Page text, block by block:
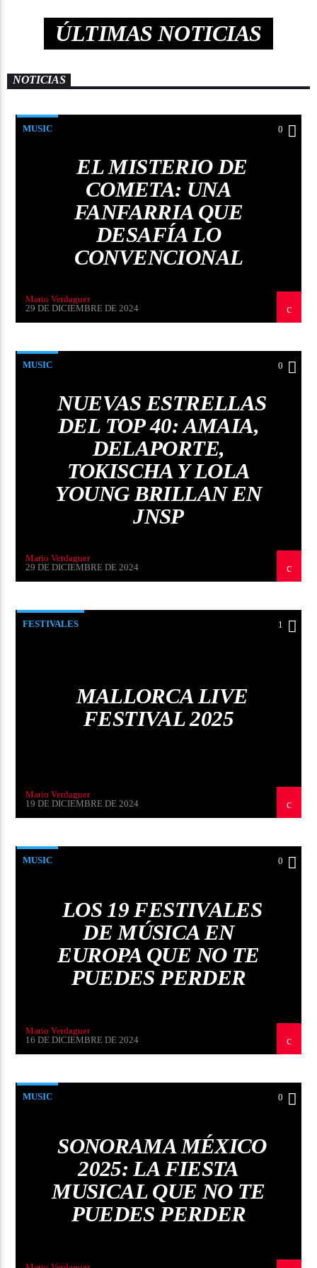
YOUNG BRILLAN
EN JNSP
ÚLTIMAS NOTICIAS
NOTICIAS
MUSIC 0
EL MISTERIO DE
COMETA: UNA
FANFARRIA QUE
DESAFÍA LO
CONVENCIONAL
Mario Verdaguer
29 DE DICIEMBRE DE 2024
MUSIC 0
NUEVAS ESTRELLAS
DEL TOP 40: AMAIA,
DELAPORTE,
TOKISCHA Y LOLA
YOUNG BRILLAN EN
JNSP
Mario Verdaguer
29 DE DICIEMBRE DE 2024
FESTIVALES 1
MALLORCA LIVE
FESTIVAL 2025
Mario Verdaguer
19 DE DICIEMBRE DE 2024
MUSIC 0
LOS 19 FESTIVALES
DE MÚSICA EN
EUROPA QUE NO TE
PUEDES PERDER
Mario Verdaguer
16 DE DICIEMBRE DE 2024
MUSIC 0
SONORAMA MÉXICO
2025: LA FIESTA
MUSICAL QUE NO TE
PUEDES PERDER